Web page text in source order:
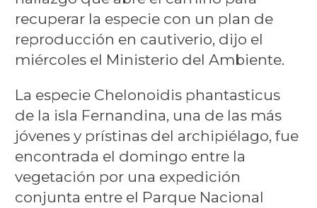
recuperar la especie con un plan de
reproducción en cautiverio, dijo el
miércoles el Ministerio del Ambiente.
La especie Chelonoidis phantasticus
de la isla Fernandina, una de las más
jóvenes y prístinas del archipiélago, fue
encontrada el domingo entre la
vegetación por una expedición
conjunta entre el Parque Nacional